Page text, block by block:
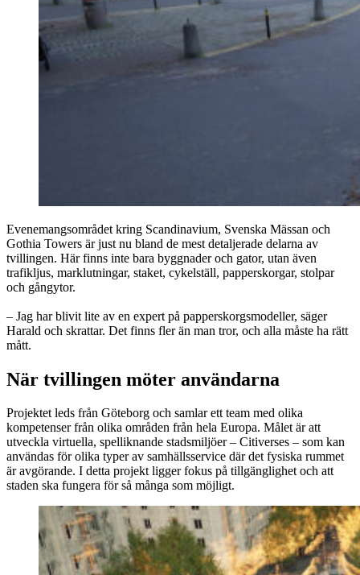
Evenemangsområdet kring Scandinavium, Svenska Mässan och
Gothia Towers är just nu bland de mest detaljerade delarna av
tvillingen. Här finns inte bara byggnader och gator, utan även
trafikljus, marklutningar, staket, cykelställ, papperskorgar, stolpar
och gångytor.
– Jag har blivit lite av en expert på papperskorgsmodeller, säger
Harald och skrattar. Det finns fler än man tror, och alla måste ha rätt
mått.
När tvillingen möter användarna
Projektet leds från Göteborg och samlar ett team med olika
kompetenser från olika områden från hela Europa. Målet är att
utveckla virtuella, spelliknande stadsmiljöer – Citiverses – som kan
användas för olika typer av samhällsservice där det fysiska rummet
är avgörande. I detta projekt ligger fokus på tillgänglighet och att
staden ska fungera för så många som möjligt.